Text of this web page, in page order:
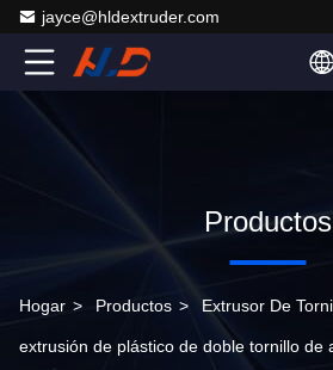
jayce@hldextruder.com
Productos
Hogar > Productos > Extrusor De
extrusión de plástico de doble tornillo de